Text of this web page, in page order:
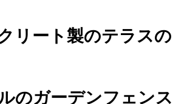
リート製のテラスの
のガーデンフェンス